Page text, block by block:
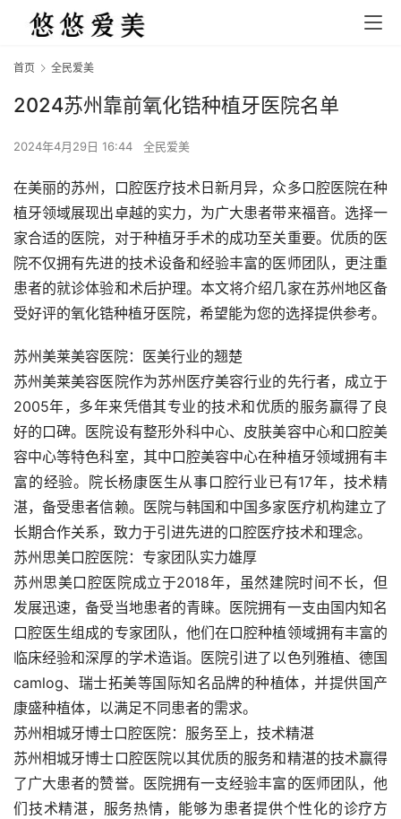
首页 全民爱美
2024苏州靠前氧化锆种植牙医院名单
2024年4月29日 16:44 全民爱美
在美丽的苏州，口腔医疗技术日新月异，众多口腔医院在种
植牙领域展现出卓越的实力，为广大患者带来福音。选择一
家合适的医院，对于种植牙手术的成功至关重要。优质的医
院不仅拥有先进的技术设备和经验丰富的医师团队，更注重
患者的就诊体验和术后护理。本文将介绍几家在苏州地区备
受好评的氧化锆种植牙医院，希望能为您的选择提供参考。
苏州美莱美容医院：医美行业的翘楚
苏州美莱美容医院作为苏州医疗美容行业的先行者，成立于
2005年，多年来凭借其专业的技术和优质的服务赢得了良
好的口碑。医院设有整形外科中心、皮肤美容中心和口腔美
容中心等特色科室，其中口腔美容中心在种植牙领域拥有丰
富的经验。院长杨康医生从事口腔行业已有17年，技术精
湛，备受患者信赖。医院与韩国和中国多家医疗机构建立了
长期合作关系，致力于引进先进的口腔医疗技术和理念。
苏州思美口腔医院：专家团队实力雄厚
苏州思美口腔医院成立于2018年，虽然建院时间不长，但
发展迅速，备受当地患者的青睐。医院拥有一支由国内知名
口腔医生组成的专家团队，他们在口腔种植领域拥有丰富的
临床经验和深厚的学术造诣。医院引进了以色列雅植、德国
camlog、瑞士拓美等国际知名品牌的种植体，并提供国产
康盛种植体，以满足不同患者的需求。
苏州相城牙博士口腔医院：服务至上，技术精湛
苏州相城牙博士口腔医院以其优质的服务和精湛的技术赢得
了广大患者的赞誉。医院拥有一支经验丰富的医师团队，他
们技术精湛，服务热情，能够为患者提供个性化的诊疗方